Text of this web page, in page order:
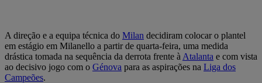
A direção e a equipa técnica do Milan decidiram colocar o plantel
em estágio em Milanello a partir de quarta-feira, uma medida
drástica tomada na sequência da derrota frente à Atalanta e com vista
ao decisivo jogo com o Génova para as aspirações na Liga dos
Campeões.